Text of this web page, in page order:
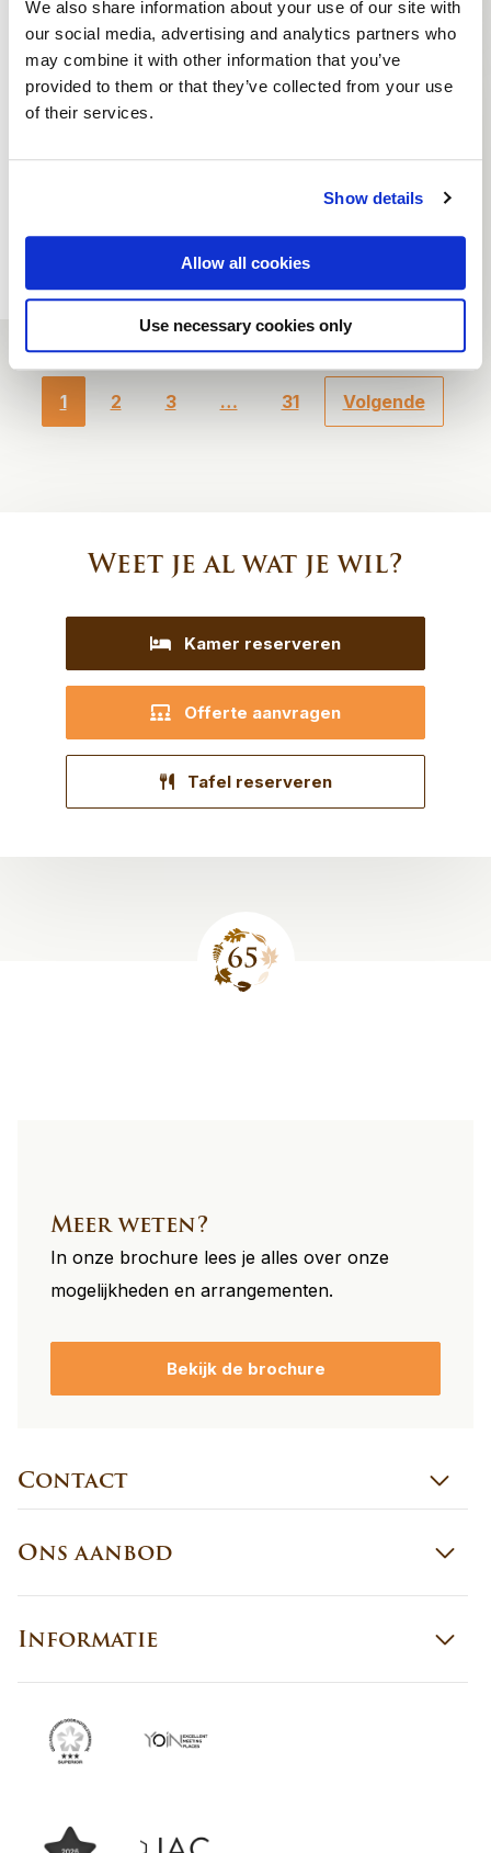
We also share information about your use of our site with
our social media, advertising and analytics partners who
may combine it with other information that you’ve
provided to them or that they’ve collected from your use
of their services.
Show details
Allow all cookies
Use necessary cookies only
Boksen met plezier
6 tot 40 personen
1 2 3 … 31 Volgende
Weet je al wat je wil?
Kamer reserveren
Offerte aanvragen
Tafel reserveren
Contact
Ons aanbod
Informatie
Meer weten?
In onze brochure lees je alles over onze
mogelijkheden en arrangementen.
Bekijk de brochure